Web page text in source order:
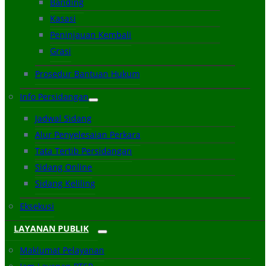
Kasasi
Peninjauan Kembali
Grasi
Prosedur Bantuan Hukum
Info Persidangan
Jadwal Sidang
Alur Penyelesaian Perkara
Tata Tertib Persidangan
Sidang Online
Sidang Keliling
Eksekusi
LAYANAN PUBLIK
Maklumat Pelayanan